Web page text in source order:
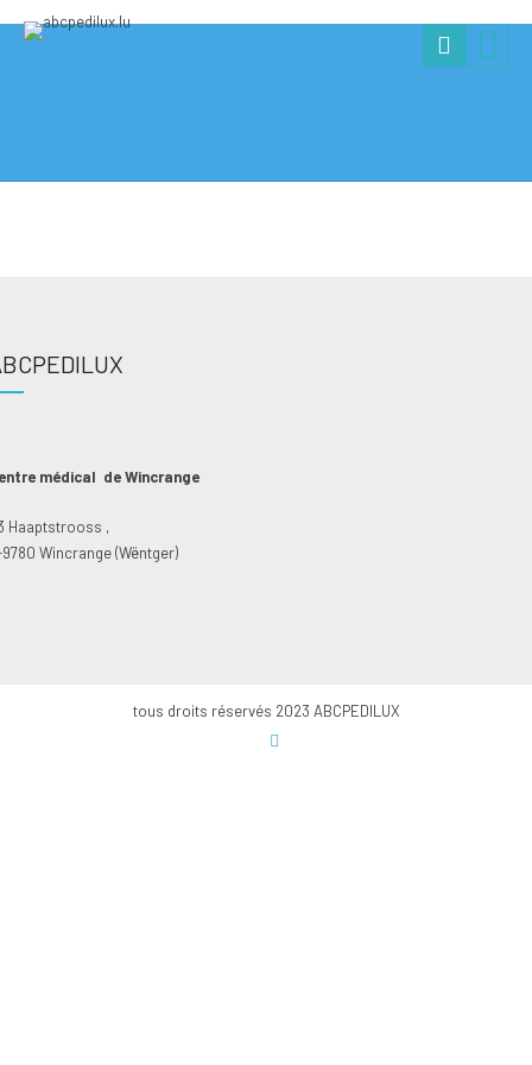
médical de Wincrange
Haaptstrooss ,
Wincrange (Wëntger)
tous droits réservés 2023 ABCPEDILUX